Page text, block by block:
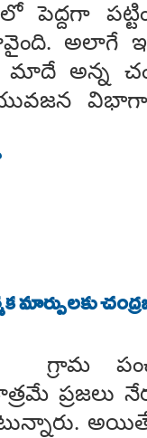
అలాగే
మాదే అన్న
మార్పులకు
గ్రామ
ప్రజలు